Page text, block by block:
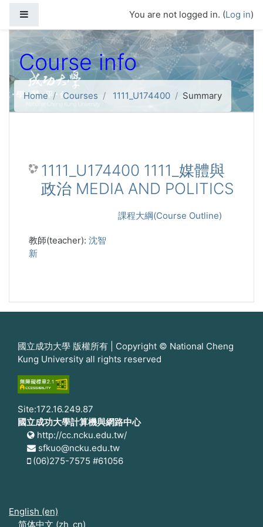
You are not logged in. (Log in)
Course info
Home Courses 1111_U174400 Summary
1111_U174400 1111_媒體與
政治 MEDIA AND POLITICS
課程大綱(Course Outline)
教師(teacher): 沈智
新
國立成功大學 版權所有 | Copyright © National Cheng
Kung University all rights reserved
Site:172.16.249.87
國立成功大學計算機與網路中心
http://cc.ncku.edu.tw/
sfkuo@ncku.edu.tw
(06)275-7575 #61056
English ‎(en)‎
简体中文 ‎(zh_cn)‎